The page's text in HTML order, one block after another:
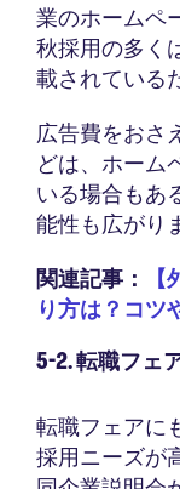
業のホームペ
秋採用の多く
載されている
広告費をおさ
どは、ホーム
いる場合もあ
能性も広がり
関連記事：
り方は？コツ
5-2. 転職フェ
転職フェアに
採用ニーズが